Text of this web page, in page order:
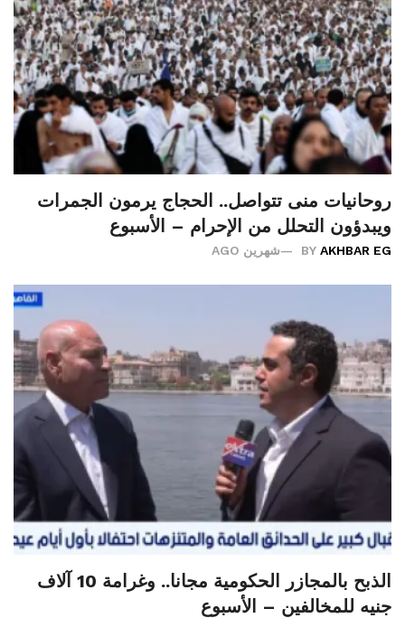
روحانيات منى تتواصل.. الحجاج يرمون الجمرات
ويبدؤون التحلل من الإحرام – الأسبوع
BY AKHBAR EG شهرين AGO
الذبح بالمجازر الحكومية مجانا.. وغرامة 10 آلاف
جنيه للمخالفين – الأسبوع